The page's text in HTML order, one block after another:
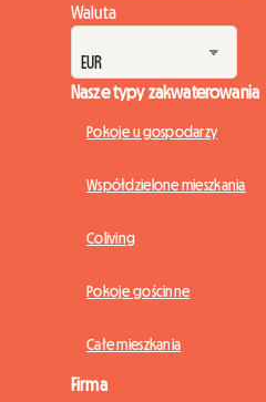
Waluta
Nasze typy zakwaterowania
Pokoje u gospodarzy
Współdzielone mieszkania
Coliving
Pokoje gościnne
Całe mieszkania
Firma